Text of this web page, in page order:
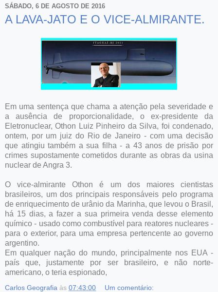
SÁBADO, 6 DE AGOSTO DE 2016
A LAVA-JATO E O VICE-ALMIRANTE.
Em uma sentença que chama a atenção pela severidade e
a ausência de proporcionalidade, o ex-presidente da
Eletronuclear, Othon Luiz Pinheiro da Silva, foi condenado,
ontem, por um juiz do Rio de Janeiro - com uma decisão
que atingiu também a sua filha - a 43 anos de prisão por
crimes supostamente cometidos durante as obras da usina
nuclear de Angra 3.
O vice-almirante Othon é um dos maiores cientistas
brasileiros, um dos principais responsáveis pelo programa
de enriquecimento de urânio da Marinha, que levou o Brasil,
há 15 dias, a fazer a sua primeira venda desse elemento
químico - usado como combustível para reatores nucleares -
para o exterior, para uma empresa pertencente ao governo
argentino.
Em qualquer nação do mundo, principalmente nos EUA -
país que, justamente por ser brasileiro, e não norte-
americano, o teria espionado,
Carlos Geografia às 07:43:00 Um comentário: